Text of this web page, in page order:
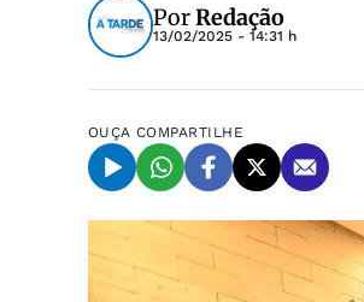
PorRedação
13/02/2025 - 14:31 h
OUÇA COMPARTILHE